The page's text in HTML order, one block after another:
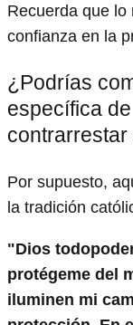
Recuerda que lo
confianza en la
¿Podrías
específica
contrarrestar
Por supuesto,
la tradición
"Dios
protégeme del
iluminen mi